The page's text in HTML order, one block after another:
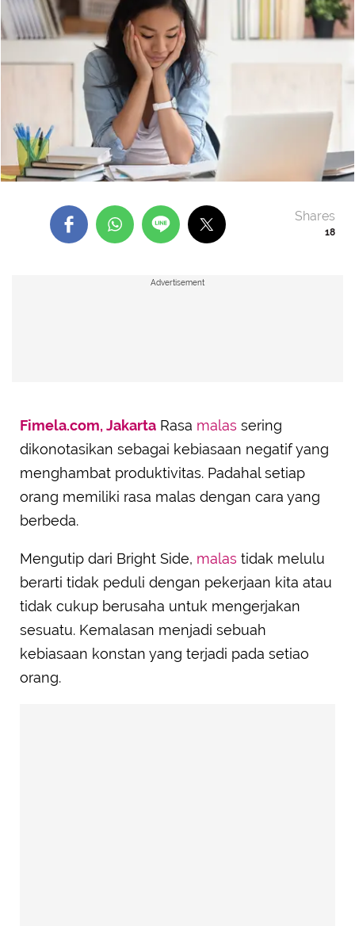
18
Shares
Advertisement
Fimela.com, Jakarta Rasa malas sering
dikonotasikan sebagai kebiasaan negatif yang
menghambat produktivitas. Padahal setiap
orang memiliki rasa malas dengan cara yang
berbeda.
Mengutip dari Bright Side, malas tidak melulu
berarti tidak peduli dengan pekerjaan kita atau
tidak cukup berusaha untuk mengerjakan
sesuatu. Kemalasan menjadi sebuah
kebiasaan konstan yang terjadi pada setiao
orang.